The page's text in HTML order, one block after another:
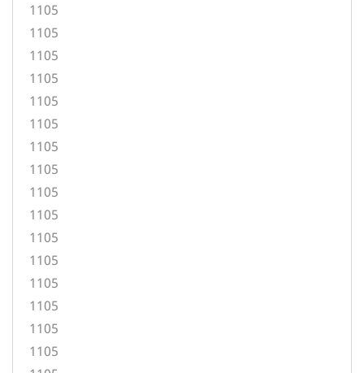
1105
1105
1105
1105
1105
1105
1105
1105
1105
1105
1105
1105
1105
1105
1105
1105